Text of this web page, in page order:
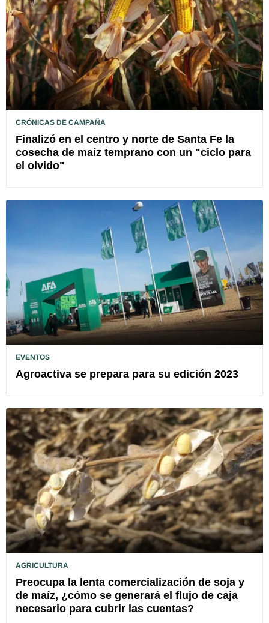
CRÓNICAS DE CAMPAÑA
Finalizó en el centro y norte de Santa Fe la
cosecha de maíz temprano con un "ciclo para
el olvido"
EVENTOS
Agroactiva se prepara para su edición 2023
AGRICULTURA
Preocupa la lenta comercialización de soja y
de maíz, ¿cómo se generará el flujo de caja
necesario para cubrir las cuentas?